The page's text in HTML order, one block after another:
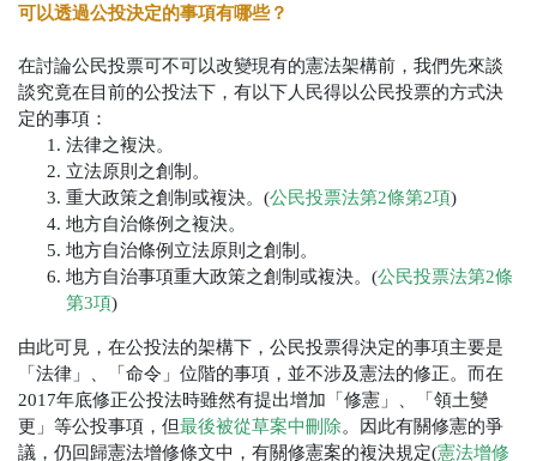
可以透過公投決定的事項有哪些？
在討論公民投票可不可以改變現有的憲法架構前，我們先來談
談究竟在目前的公投法下，有以下人民得以公民投票的方式決
定的事項：
法律之複決。
立法原則之創制。
重大政策之創制或複決。(公民投票法第2條第2項)
地方自治條例之複決。
地方自治條例立法原則之創制。
地方自治事項重大政策之創制或複決。(公民投票法第2條
第3項)
由此可見，在公投法的架構下，公民投票得決定的事項主要是
「法律」、「命令」位階的事項，並不涉及憲法的修正。而在
2017年底修正公投法時雖然有提出增加「修憲」、「領土變
更」等公投事項，但最後被從草案中刪除。因此有關修憲的爭
議，仍回歸憲法增修條文中，有關修憲案的複決規定(憲法增修